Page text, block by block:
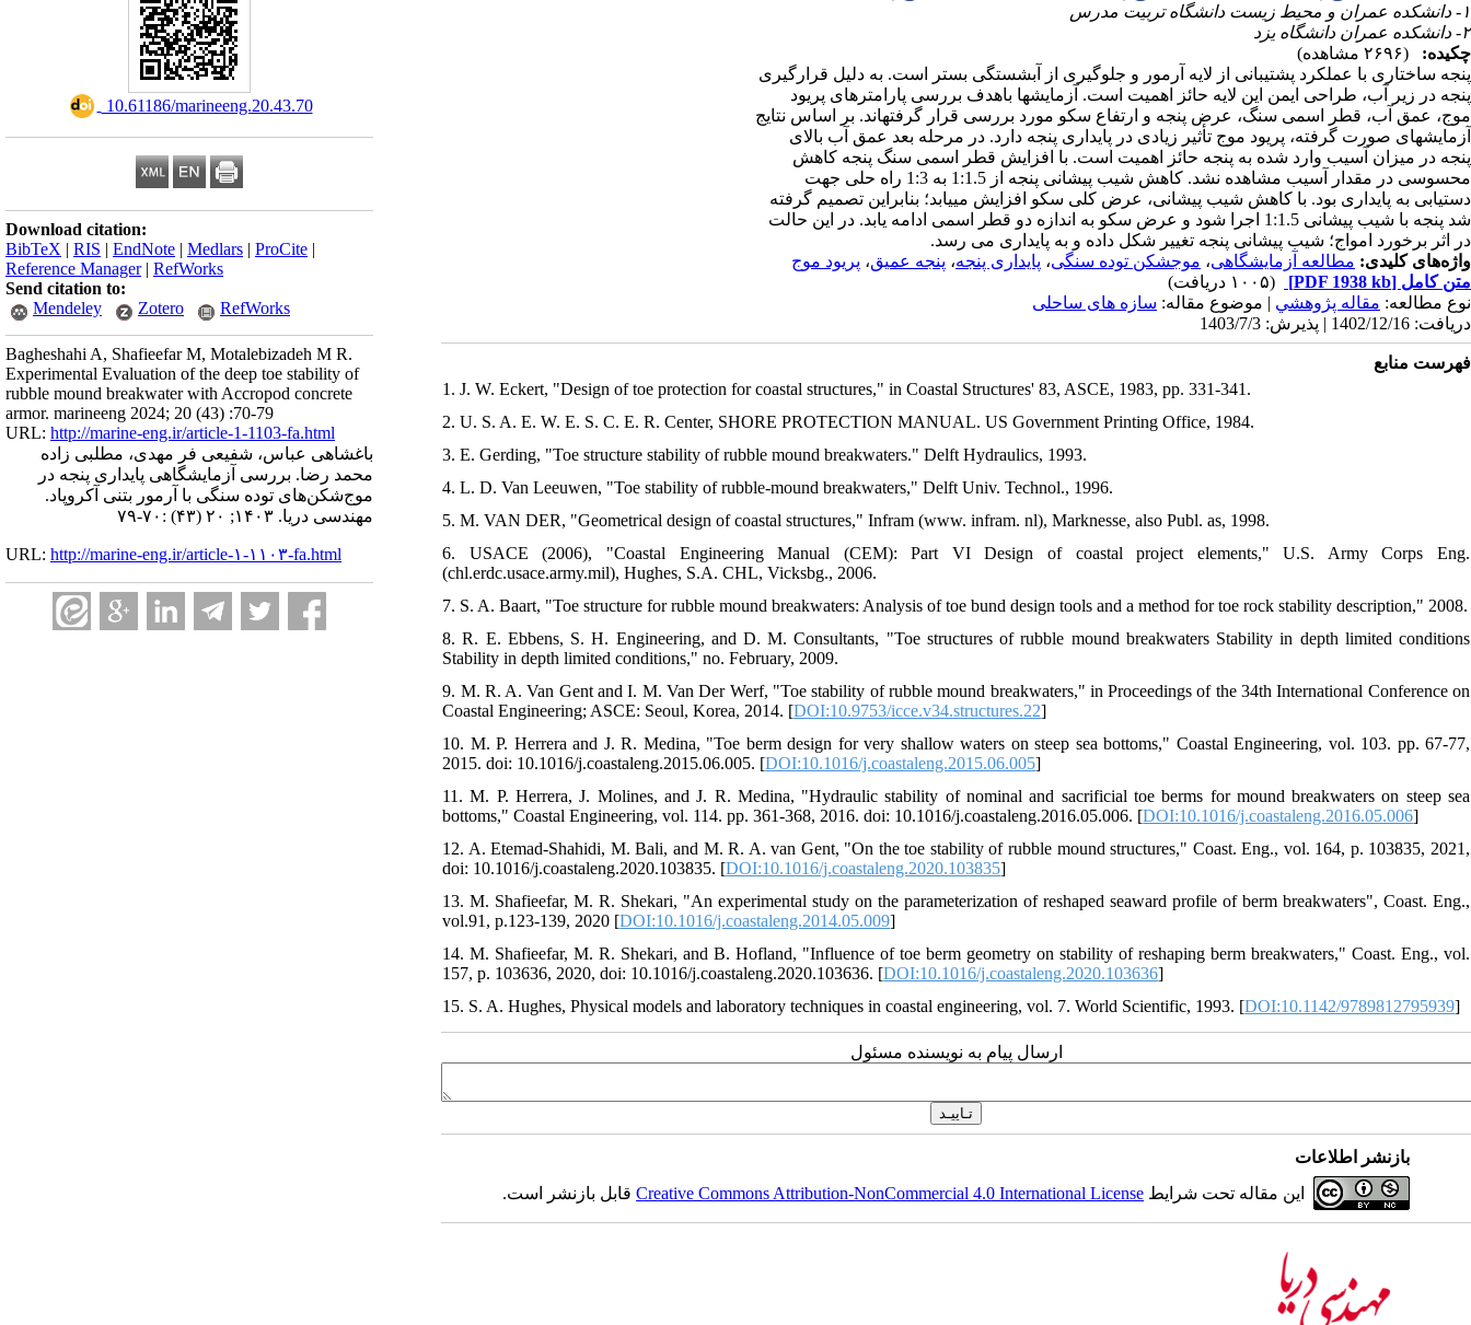
‎ 10.61186/marineeng.20.43.70
Download citation:
BibTeX | RIS | EndNote | Medlars | ProCite |
Reference Manager| RefWorks
Send citation to:
Mendeley
Zotero RefWorks
Bagheshahi A, Shafieefar M, Motalebizadeh M R.
Experimental Evaluation of the deep toe stability of
rubble mound breakwater with Accropod concrete
armor. marineeng 2024; 20 (43) :70-79
URL: http://marine-eng.ir/article-1-1103-fa.html
باغشاهی عباس، شفیعی فر مهدی، مطلبی زاده
محمد رضا. بررسی آزمایشگاهی پایداری پنجه در
موج‌شکن‌های توده سنگی با آرمور بتنی آکروپاد.
مهندسی دریا. ۱۴۰۳; ۲۰ (۴۳) :۷۰-۷۹
URL: http://marine-eng.ir/article-۱-۱۱۰۳-fa.html
۱- دانشکده عمران و محیط زیست دانشگاه تربیت مدرس
۲- دانشکده عمران دانشگاه یزد
چکیده:
(۲۶۹۶ مشاهده)
پنجه ساختاری با عملکرد پشتیبانی از لایه آرمور و جلوگیری از آبشستگی بستر است. به دلیل قرارگیری
پنجه در زیر آب، طراحی ایمن این لایه حائز اهمیت است. آزمایشها باهدف بررسی پارامترهای پریود
موج، عمق آب، قطر اسمی سنگ، عرض پنجه و ارتفاع سکو مورد بررسی قرار گرفتهاند. بر اساس نتایج
آزمایشهای صورت گرفته، پریود موج تأثیر زیادی در پایداری پنجه دارد. در مرحله بعد عمق آب بالای
پنجه در میزان آسیب وارد شده به پنجه حائز اهمیت است. با افزایش قطر اسمی سنگ پنجه کاهش
محسوسی در مقدار آسیب مشاهده نشد. کاهش شیب پیشانی پنجه از 1:1.5 به 1:3 راه حلی جهت
دستیابی به پایداری بود. با کاهش شیب پیشانی، عرض کلی سکو افزایش مییابد؛ بنابراین تصمیم گرفته
شد پنجه با شیب پیشانی 1:1.5 اجرا شود و عرض سکو به اندازه دو قطر اسمی ادامه یابد. در این حالت
در اثر برخورد امواج؛ شیب پیشانی پنجه تغییر شکل داده و به پایداری می رسد.
واژه‌های کلیدی: مطالعه آزمایشگاهی، موجشکن توده سنگی، پایداری پنجه، پنجه عمیق، پریود موج
متن کامل [PDF 1938 kb]
(۱۰۰۵ دریافت)
نوع مطالعه: مقاله پژوهشي | موضوع مقاله: سازه های ساحلی
دریافت: 1402/12/16 | پذیرش: 1403/7/3
فهرست منابع
1. J. W. Eckert, "Design of toe protection for coastal structures," in Coastal Structures' 83, ASCE, 1983, pp. 331-341.
2. U. S. A. E. W. E. S. C. E. R. Center, SHORE PROTECTION MANUAL. US Government Printing Office, 1984.
3. E. Gerding, "Toe structure stability of rubble mound breakwaters." Delft Hydraulics, 1993.
4. L. D. Van Leeuwen, "Toe stability of rubble-mound breakwaters," Delft Univ. Technol., 1996.
5. M. VAN DER, "Geometrical design of coastal structures," Infram (www. infram. nl), Marknesse, also Publ. as, 1998.
6. USACE (2006), "Coastal Engineering Manual (CEM): Part VI Design of coastal project elements," U.S. Army Corps Eng.
(chl.erdc.usace.army.mil), Hughes, S.A. CHL, Vicksbg., 2006.
7. S. A. Baart, "Toe structure for rubble mound breakwaters: Analysis of toe bund design tools and a method for toe rock stability description," 2008.
8. R. E. Ebbens, S. H. Engineering, and D. M. Consultants, "Toe structures of rubble mound breakwaters Stability in depth limited conditions
Stability in depth limited conditions," no. February, 2009.
9. M. R. A. Van Gent and I. M. Van Der Werf, "Toe stability of rubble mound breakwaters," in Proceedings of the 34th International Conference on
Coastal Engineering; ASCE: Seoul, Korea, 2014. [DOI:10.9753/icce.v34.structures.22]
10. M. P. Herrera and J. R. Medina, "Toe berm design for very shallow waters on steep sea bottoms," Coastal Engineering, vol. 103. pp. 67-77,
2015. doi: 10.1016/j.coastaleng.2015.06.005. [DOI:10.1016/j.coastaleng.2015.06.005]
11. M. P. Herrera, J. Molines, and J. R. Medina, "Hydraulic stability of nominal and sacrificial toe berms for mound breakwaters on steep sea
bottoms," Coastal Engineering, vol. 114. pp. 361-368, 2016. doi: 10.1016/j.coastaleng.2016.05.006. [DOI:10.1016/j.coastaleng.2016.05.006]
12. A. Etemad-Shahidi, M. Bali, and M. R. A. van Gent, "On the toe stability of rubble mound structures," Coast. Eng., vol. 164, p. 103835, 2021,
doi: 10.1016/j.coastaleng.2020.103835. [DOI:10.1016/j.coastaleng.2020.103835]
13. M. Shafieefar, M. R. Shekari, "An experimental study on the parameterization of reshaped seaward profile of berm breakwaters", Coast. Eng.,
vol.91, p.123-139, 2020 [DOI:10.1016/j.coastaleng.2014.05.009]
14. M. Shafieefar, M. R. Shekari, and B. Hofland, "Influence of toe berm geometry on stability of reshaping berm breakwaters," Coast. Eng., vol.
157, p. 103636, 2020, doi: 10.1016/j.coastaleng.2020.103636. [DOI:10.1016/j.coastaleng.2020.103636]
15. S. A. Hughes, Physical models and laboratory techniques in coastal engineering, vol. 7. World Scientific, 1993. [DOI:10.1142/9789812795939]
ارسال پیام به نویسنده مسئول
بازنشر اطلاعات
این مقاله تحت شرایط Creative Commons Attribution-NonCommercial 4.0 International Licenseقابل بازنشر است.